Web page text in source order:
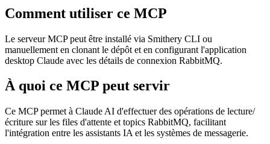
Comment utiliser ce MCP
Le serveur MCP peut être installé via Smithery CLI ou
manuellement en clonant le dépôt et en configurant l'application
desktop Claude avec les détails de connexion RabbitMQ.
À quoi ce MCP peut servir
Ce MCP permet à Claude AI d'effectuer des opérations de lecture/
écriture sur les files d'attente et topics RabbitMQ, facilitant
l'intégration entre les assistants IA et les systèmes de messagerie.